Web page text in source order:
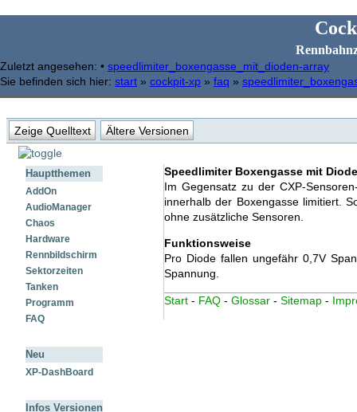
Zuletzt angesehen: • speedlimiter_boxengasse_mit_dioden-array
Sie befinden sich hier: start » cockpit-xp » faq »
Zeige Quelltext Ältere Versionen
Hauptthemen
AddOn
AudioManager
Chaos
Hardware
Rennbildschirm
Sektorzeiten
Tanken
Programm
FAQ
Neu
XP-DashBoard
Infos Versionen
Speedlimiter Boxengasse mit
Im Gegensatz zu der CXP-
innerhalb der Boxengasse limitiert.
ohne zusätzliche Sensoren.
Funktionsweise
Pro Diode fallen ungefähr 0,7V
Spannung.
Start- FAQ- Glossar- Sitemap-